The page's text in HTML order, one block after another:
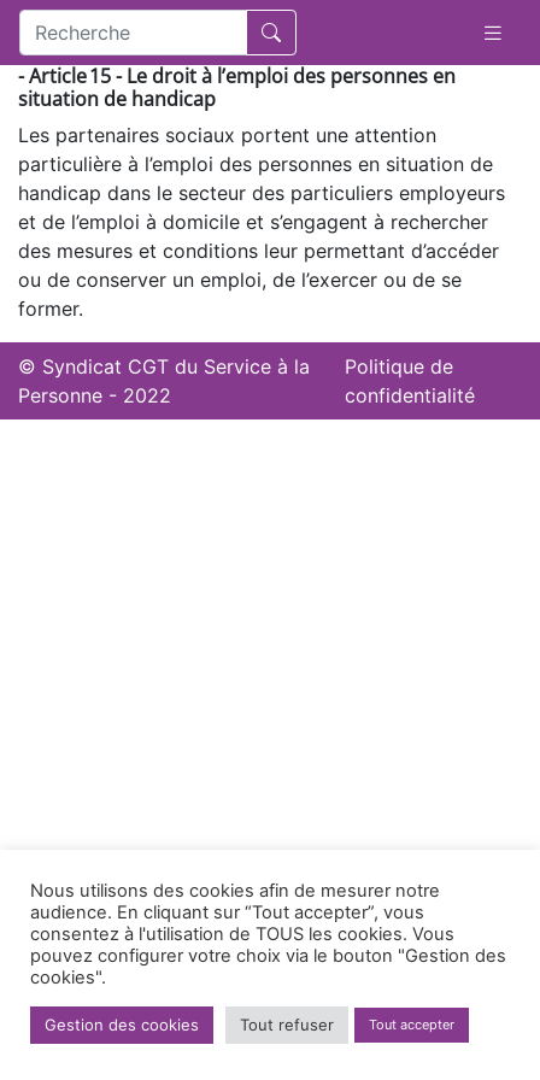
- Article 15 - Le droit à l’emploi des personnes en
situation de handicap
Les partenaires sociaux portent une attention
particulière à l’emploi des personnes en situation de
handicap dans le secteur des particuliers employeurs
et de l’emploi à domicile et s’engagent à rechercher
des mesures et conditions leur permettant d’accéder
ou de conserver un emploi, de l’exercer ou de se
former.
© Syndicat CGT du Service à la
Personne - 2022
Politique de
confidentialité
Nous utilisons des cookies afin de mesurer notre
audience. En cliquant sur “Tout accepter”, vous
consentez à l'utilisation de TOUS les cookies. Vous
pouvez configurer votre choix via le bouton "Gestion des
cookies".
Gestion des cookies Tout refuser Tout accepter